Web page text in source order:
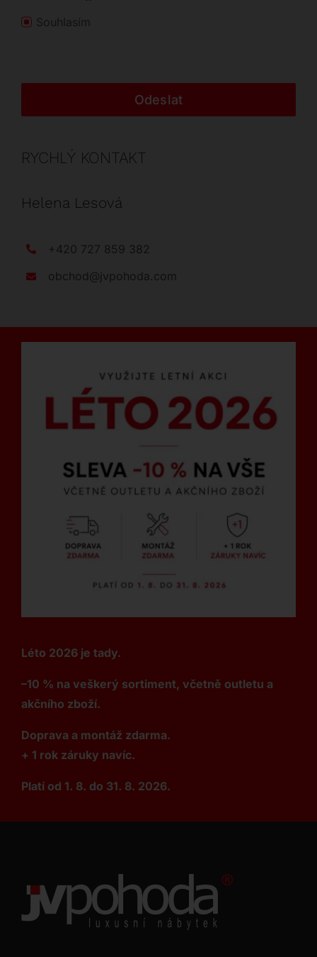
Souhlasím
Odeslat
RYCHLÝ KONTAKT
Helena Lesová
+420 727 859 382
obchod@jvpohoda.com
Léto 2026 je tady.
–10 % na veškerý sortiment, včetně outletu a
akčního zboží.
Doprava a montáž zdarma.
+ 1 rok záruky navíc.
Platí od 1. 8. do 31. 8. 2026.